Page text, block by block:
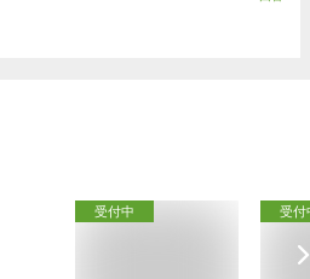
受付中 受付